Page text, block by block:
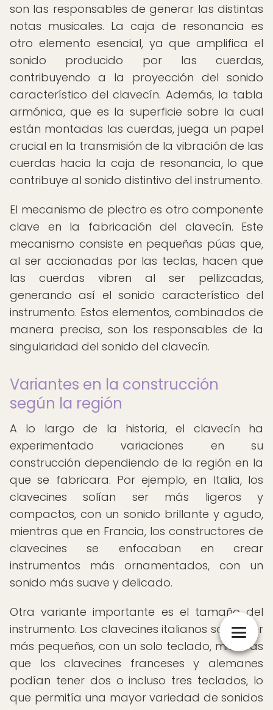
son las responsables de generar las distintas
notas musicales. La caja de resonancia es
otro elemento esencial, ya que amplifica el
sonido producido por las cuerdas,
contribuyendo a la proyección del sonido
característico del clavecín. Además, la tabla
armónica, que es la superficie sobre la cual
están montadas las cuerdas, juega un papel
crucial en la transmisión de la vibración de las
cuerdas hacia la caja de resonancia, lo que
contribuye al sonido distintivo del instrumento.
El mecanismo de plectro es otro componente
clave en la fabricación del clavecín. Este
mecanismo consiste en pequeñas púas que,
al ser accionadas por las teclas, hacen que
las cuerdas vibren al ser pellizcadas,
generando así el sonido característico del
instrumento. Estos elementos, combinados de
manera precisa, son los responsables de la
singularidad del sonido del clavecín.
Variantes en la construcción
según la región
A lo largo de la historia, el clavecín ha
experimentado variaciones en su
construcción dependiendo de la región en la
que se fabricara. Por ejemplo, en Italia, los
clavecines solían ser más ligeros y
compactos, con un sonido brillante y agudo,
mientras que en Francia, los constructores de
clavecines se enfocaban en crear
instrumentos más ornamentados, con un
sonido más suave y delicado.
Otra variante importante es el tamaño del
instrumento. Los clavecines italianos solían ser
más pequeños, con un solo teclado, mientras
que los clavecines franceses y alemanes
podían tener dos o incluso tres teclados, lo
que permitía una mayor variedad de sonidos